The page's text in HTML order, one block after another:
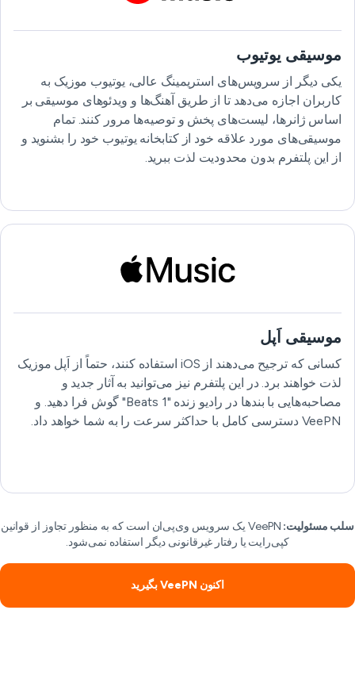
موسیقی یوتیوب
یکی دیگر از سرویس‌های استریمینگ عالی، یوتیوب موزیک به
کاربران اجازه می‌دهد تا از طریق آهنگ‌ها و ویدئوهای موسیقی بر
اساس ژانرها، لیست‌های پخش و توصیه‌ها مرور کنند. تمام
موسیقی‌های مورد علاقه خود از کتابخانه یوتیوب خود را بشنوید و
از این پلتفرم بدون محدودیت لذت ببرید.
موسیقی اَپل
کسانی که ترجیح می‌دهند از iOS استفاده کنند، حتماً از اَپل موزیک
لذت خواهند برد. در این پلتفرم نیز می‌توانید به آثار جدید و
مصاحبه‌هایی با بندها در رادیو زنده "Beats 1" گوش فرا دهید. و
VeePN دسترسی کامل با حداکثر سرعت را به شما خواهد داد.
مسئولیت:
VeePN یک سرویس وی‌پی‌ان است که به منظور تجاوز از قوانین
کپی‌رایت یا رفتار غیرقانونی دیگر استفاده نمی‌شود.
اکنون VeePN بگیرید